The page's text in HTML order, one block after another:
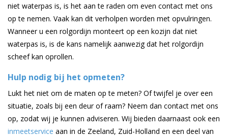
niet waterpas is, is het aan te raden om even contact met ons
op te nemen. Vaak kan dit verholpen worden met opvulringen.
Wanneer u een rolgordijn monteert op een kozijn dat niet
waterpas is, is de kans namelijk aanwezig dat het rolgordijn
scheef kan oprollen.
Hulp nodig bij het opmeten?
Lukt het niet om de maten op te meten? Of twijfel je over een
situatie, zoals bij een deur of raam? Neem dan contact met ons
op, zodat wij je kunnen adviseren. Wij bieden daarnaast ook een
inmeetservice aan in de Zeeland, Zuid-Holland en een deel van